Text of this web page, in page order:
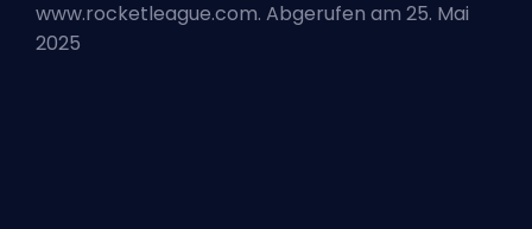
www.rocketleague.com. Abgerufen am 25. Mai
2025